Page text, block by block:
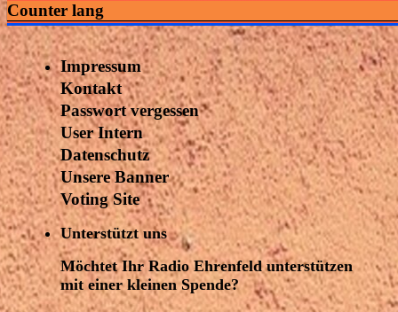
Counter lang
Impressum
Kontakt
Passwort vergessen
User Intern
Datenschutz
Unsere Banner
Voting Site
Unterstützt uns
Möchtet Ihr Radio Ehrenfeld unterstützen
mit einer kleinen Spende?